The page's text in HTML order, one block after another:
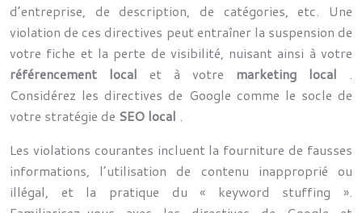
d’entreprise, de description, de catégories, etc. Une
violation de ces directives peut entraîner la suspension de
votre fiche et la perte de visibilité, nuisant ainsi à votre
référencement local et à votre marketing local .
Considérez les directives de Google comme le socle de
votre stratégie de SEO local .
Les violations courantes incluent la fourniture de fausses
informations, l’utilisation de contenu inapproprié ou
illégal, et la pratique du « keyword stuffing ».